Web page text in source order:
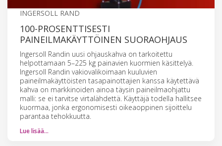
INGERSOLL RAND
100-PROSENTTISESTI
PAINEILMAKÄYTTÖINEN SUORAOHJAUS
Ingersoll Randin uusi ohjauskahva on tarkoitettu
helpottamaan 5–225 kg painavien kuormien käsittelyä.
Ingersoll Randin vakiovalikoimaan kuuluvien
paineilmakäyttöisten tasapainottajien kanssa käytettävä
kahva on markkinoiden ainoa täysin paineilmaohjattu
malli: se ei tarvitse virtalähdettä. Käyttäjä todella hallitsee
kuormaa, jonka ergonomisesti oikeaoppinen sijoittelu
parantaa tehokkuutta.
Lue lisää…